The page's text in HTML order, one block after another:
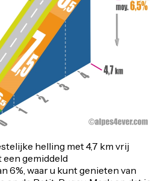
helling met 4,7 km vrij
een gemiddeld
6%, waar u kunt genieten van